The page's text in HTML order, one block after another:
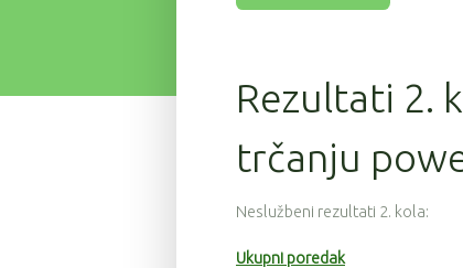
Rezultati 2.
trčanju
Neslužbeni rezultati 2. kola:
Ukupni poredak